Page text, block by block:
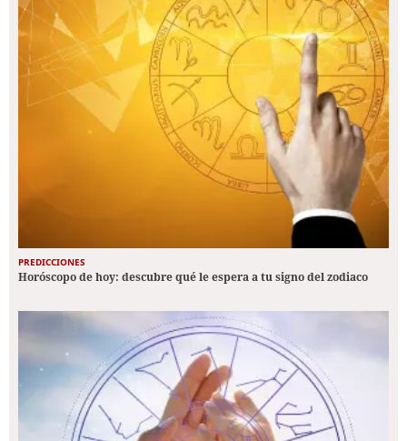
PREDICCIONES
Horóscopo de hoy: descubre qué le espera a tu signo del zodiaco